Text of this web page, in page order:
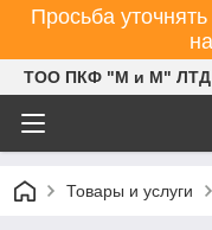
Просьба
ТОО ПКФ "М и М" ЛТД
Товары и услуги